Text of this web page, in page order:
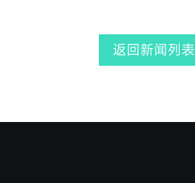
返回新闻列表